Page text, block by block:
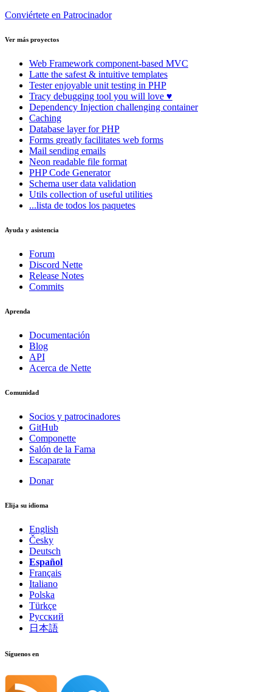
Conviértete en Patrocinador
Ver más proyectos
Web Framework component-based MVC
Latte the safest & intuitive templates
Testerenjoyable unit testing in PHP
Tracy debugging tool you will love ♥
Dependency Injection challenging container
Caching
Database layer for PHP
Forms greatly facilitates web forms
Mail sending emails
Neon readable file format
PHP Code Generator
Schema user data validation
Utils collection of useful utilities
...lista de todos los paquetes
Ayuda y asistencia
Forum
Discord Nette
Release Notes
Commits
Aprenda
Documentación
Blog
API
Acerca de Nette
Comunidad
Socios y patrocinadores
GitHub
Componette
Salón de la Fama
Escaparate
Donar
Elija su idioma
English
Česky
Deutsch
Español
Français
Italiano
Polska
Türkçe
Русский
日本語
Síguenos en